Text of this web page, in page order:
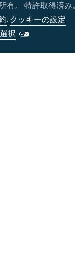
有。 特許取得済み
. クッキーの設定
択